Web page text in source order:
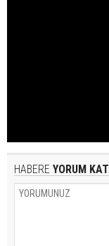
HABERE YORUM KAT